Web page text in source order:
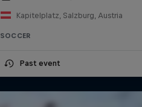
Kapitelplatz, Salzburg, Austria
SOCCER
Past event